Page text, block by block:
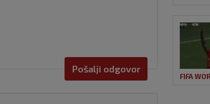
Pošalji odgovor
FIFA